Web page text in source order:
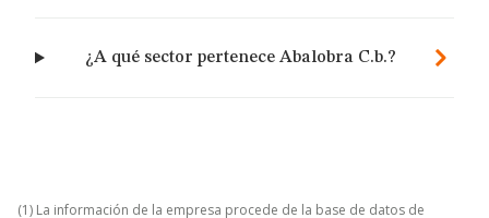
¿A qué sector pertenece Abalobra C.b.?
(1) La información de la empresa procede de la base de datos de